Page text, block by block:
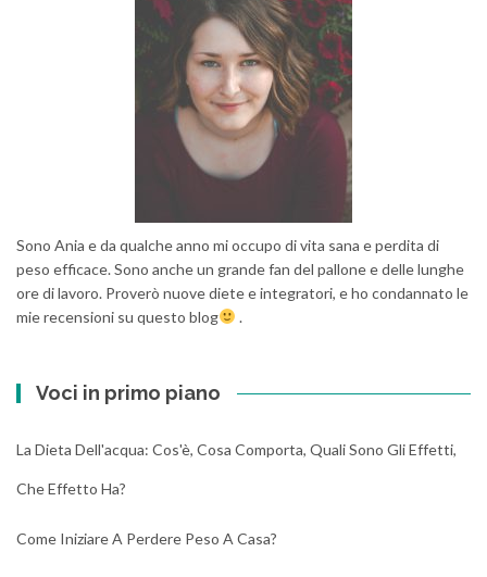
Sono Ania e da qualche anno mi occupo di vita sana e perdita di
peso efficace. Sono anche un grande fan del pallone e delle lunghe
ore di lavoro. Proverò nuove diete e integratori, e ho condannato le
mie recensioni su questo blog
.
Voci in primo piano
La Dieta Dell'acqua: Cos'è, Cosa Comporta, Quali Sono Gli Effetti,
Che Effetto Ha?
Come Iniziare A Perdere Peso A Casa?